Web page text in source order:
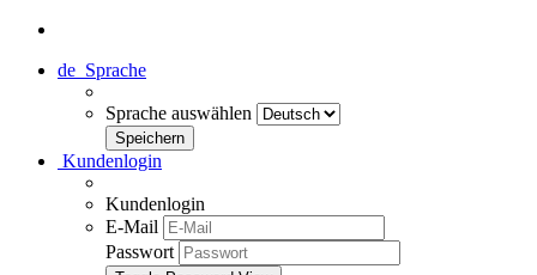
de Sprache
Sprache auswählen
Kundenlogin
Kundenlogin
E-Mail
Passwort